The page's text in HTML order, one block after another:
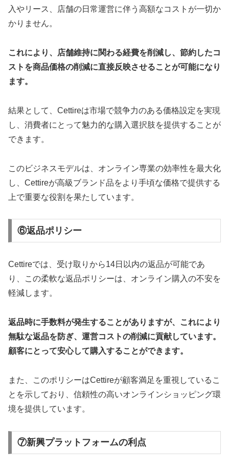
入やリース、店舗の日常運営に伴う高額なコストが一切か
かりません。
これにより、店舗維持に関わる経費を削減し、節約したコ
ストを商品価格の削減に直接反映させることが可能になり
ます。
結果として、Cettireは市場で競争力のある価格設定を実現
し、消費者にとって魅力的な購入選択肢を提供することが
できます。
このビジネスモデルは、オンライン専業の効率性を最大化
し、Cettireが高級ブランド品をより手頃な価格で提供する
上で重要な役割を果たしています。
⑥返品ポリシー
Cettireでは、受け取りから14日以内の返品が可能であ
り、この柔軟な返品ポリシーは、オンライン購入の不安を
軽減します。
返品時に手数料が発生することがありますが、これにより
無駄な返品を防ぎ、運営コストの削減に貢献しています。
顧客にとって安心して購入することができます。
また、このポリシーはCettireが顧客満足を重視しているこ
とを示しており、信頼性の高いオンラインショッピング環
境を提供しています。
⑦新興プラットフォームの利点